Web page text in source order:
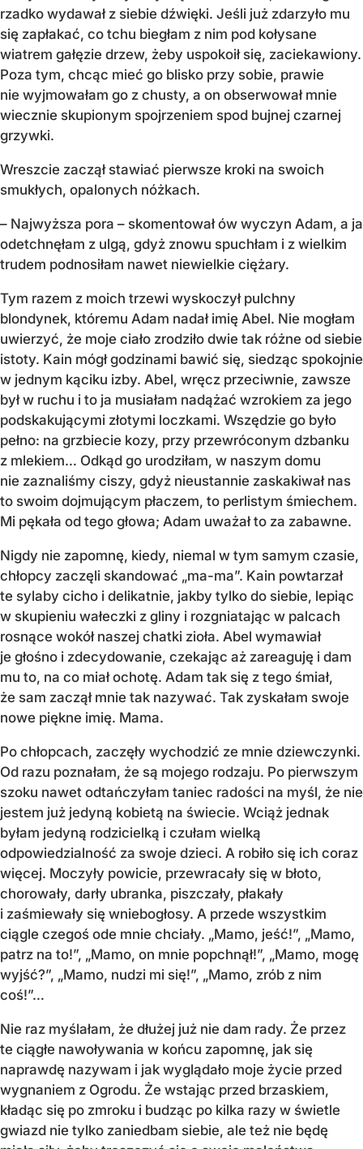
rzadko wydawał z siebie dźwięki. Jeśli już zdarzyło mu
się zapłakać, co tchu biegłam z nim pod kołysane
wiatrem gałęzie drzew, żeby uspokoił się, zaciekawiony.
Poza tym, chcąc mieć go blisko przy sobie, prawie
nie wyjmowałam go z chusty, a on obserwował mnie
wiecznie skupionym spojrzeniem spod bujnej czarnej
grzywki.
Wreszcie zaczął stawiać pierwsze kroki na swoich
smukłych, opalonych nóżkach.
– Najwyższa pora – skomentował ów wyczyn Adam, a ja
odetchnęłam z ulgą, gdyż znowu spuchłam i z wielkim
trudem podnosiłam nawet niewielkie ciężary.
Tym razem z moich trzewi wyskoczył pulchny
blondynek, któremu Adam nadał imię Abel. Nie mogłam
uwierzyć, że moje ciało zrodziło dwie tak różne od siebie
istoty. Kain mógł godzinami bawić się, siedząc spokojnie
w jednym kąciku izby. Abel, wręcz przeciwnie, zawsze
był w ruchu i to ja musiałam nadążać wzrokiem za jego
podskakującymi złotymi loczkami. Wszędzie go było
pełno: na grzbiecie kozy, przy przewróconym dzbanku
z mlekiem… Odkąd go urodziłam, w naszym domu
nie zaznaliśmy ciszy, gdyż nieustannie zaskakiwał nas
to swoim dojmującym płaczem, to perlistym śmiechem.
Mi pękała od tego głowa; Adam uważał to za zabawne.
Nigdy nie zapomnę, kiedy, niemal w tym samym czasie,
chłopcy zaczęli skandować „ma-ma”. Kain powtarzał
te sylaby cicho i delikatnie, jakby tylko do siebie, lepiąc
w skupieniu wałeczki z gliny i rozgniatając w palcach
rosnące wokół naszej chatki zioła. Abel wymawiał
je głośno i zdecydowanie, czekając aż zareaguję i dam
mu to, na co miał ochotę. Adam tak się z tego śmiał,
że sam zaczął mnie tak nazywać. Tak zyskałam swoje
nowe piękne imię. Mama.
Po chłopcach, zaczęły wychodzić ze mnie dziewczynki.
Od razu poznałam, że są mojego rodzaju. Po pierwszym
szoku nawet odtańczyłam taniec radości na myśl, że nie
jestem już jedyną kobietą na świecie. Wciąż jednak
byłam jedyną rodzicielką i czułam wielką
odpowiedzialność za swoje dzieci. A robiło się ich coraz
więcej. Moczyły powicie, przewracały się w błoto,
chorowały, darły ubranka, piszczały, płakały
i zaśmiewały się wniebogłosy. A przede wszystkim
ciągle czegoś ode mnie chciały. „Mamo, jeść!”, „Mamo,
patrz na to!”, „Mamo, on mnie popchnął!”, „Mamo, mogę
wyjść?”, „Mamo, nudzi mi się!”, „Mamo, zrób z nim
coś!”…
Nie raz myślałam, że dłużej już nie dam rady. Że przez
te ciągłe nawoływania w końcu zapomnę, jak się
naprawdę nazywam i jak wyglądało moje życie przed
wygnaniem z Ogrodu. Że wstając przed brzaskiem,
kładąc się po zmroku i budząc po kilka razy w świetle
gwiazd nie tylko zaniedbam siebie, ale też nie będę